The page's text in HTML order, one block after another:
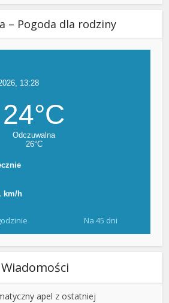
– Pogoda dla rodziny
Na 45 dni
Wiadomości
apel z ostatniej